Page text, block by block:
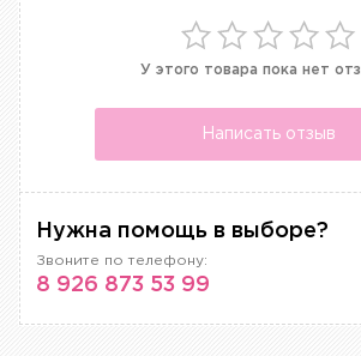
У этого товара пока нет
Написать отзыв
Нужна помощь в выборе?
Звоните по телефону:
8 926 873 53 99